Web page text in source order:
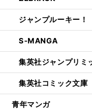
ジャンプルーキー！
S-MANGA
集英社ジャンプリミ
集英社コミック文庫
青年マンガ